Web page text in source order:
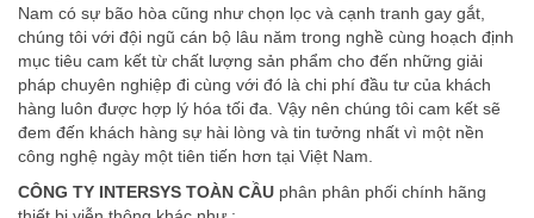
Nam có sự bão hòa cũng như chọn lọc và cạnh tranh gay gắt,
chúng tôi với đội ngũ cán bộ lâu năm trong nghề cùng hoạch định
mục tiêu cam kết từ chất lượng sản phẩm cho đến những giải
pháp chuyên nghiệp đi cùng với đó là chi phí đầu tư của khách
hàng luôn được hợp lý hóa tối đa. Vậy nên chúng tôi cam kết sẽ
đem đến khách hàng sự hài lòng và tin tưởng nhất vì một nền
công nghệ ngày một tiên tiến hơn tại Việt Nam.
CÔNG TY INTERSYS TOÀN CẦU phân phân phối chính hãng